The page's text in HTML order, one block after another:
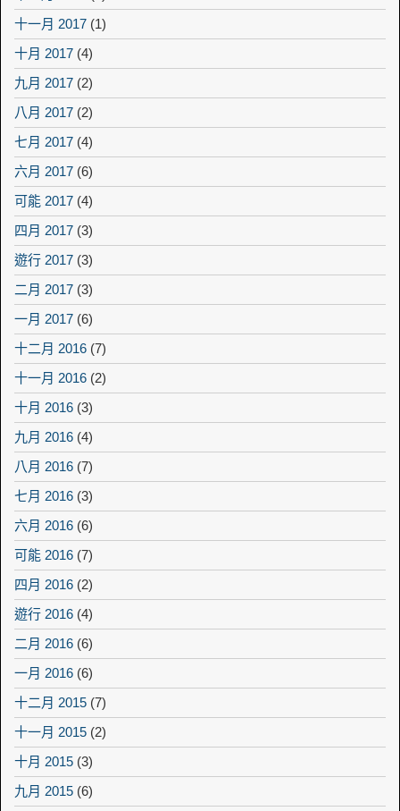
十一月 2017 (1)
十月 2017 (4)
九月 2017 (2)
八月 2017 (2)
七月 2017 (4)
六月 2017 (6)
可能 2017 (4)
四月 2017 (3)
遊行 2017 (3)
二月 2017 (3)
一月 2017 (6)
十二月 2016 (7)
十一月 2016 (2)
十月 2016 (3)
九月 2016 (4)
八月 2016 (7)
七月 2016 (3)
六月 2016 (6)
可能 2016 (7)
四月 2016 (2)
遊行 2016 (4)
二月 2016 (6)
一月 2016 (6)
十二月 2015 (7)
十一月 2015 (2)
十月 2015 (3)
九月 2015 (6)